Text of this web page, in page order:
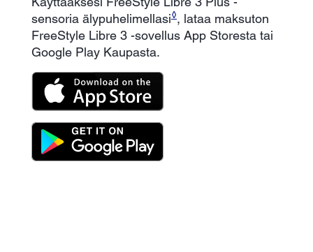
sensoria älypuhelimellasi◊, lataa maksuton
FreeStyle Libre 3 -sovellus App Storesta tai
Google Play Kaupasta.